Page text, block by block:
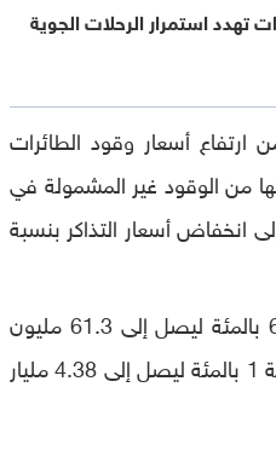
تهدد استمرار الرحلات الجوية
أسعار وقود الطائرات
من الوقود غير المشمولة في
انخفاض أسعار التذاكر بنسبة
وقد ارتفع عدد الركاب بنسبة 6 بالمئة ليصل إلى 61.3 مليون
شخص وإجمالي الايرادات بنسبة 1 بالمئة ليصل إلى 4.38 مليار